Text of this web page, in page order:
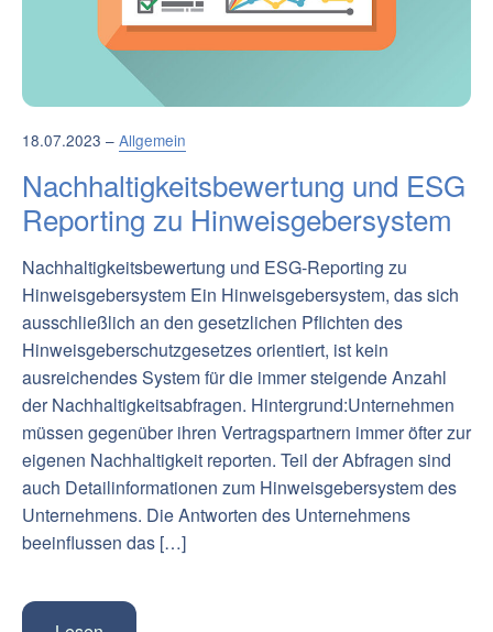
18.07.2023 – Allgemein
Nachhaltigkeitsbewertung und ESG
Reporting zu Hinweisgebersystem
Nachhaltigkeitsbewertung und ESG-Reporting zu
Hinweisgebersystem Ein Hinweisgebersystem, das sich
ausschließlich an den gesetzlichen Pflichten des
Hinweisgeberschutzgesetzes orientiert, ist kein
ausreichendes System für die immer steigende Anzahl
der Nachhaltigkeitsabfragen. Hintergrund:Unternehmen
müssen gegenüber ihren Vertragspartnern immer öfter zur
eigenen Nachhaltigkeit reporten. Teil der Abfragen sind
auch Detailinformationen zum Hinweisgebersystem des
Unternehmens. Die Antworten des Unternehmens
beeinflussen das […]